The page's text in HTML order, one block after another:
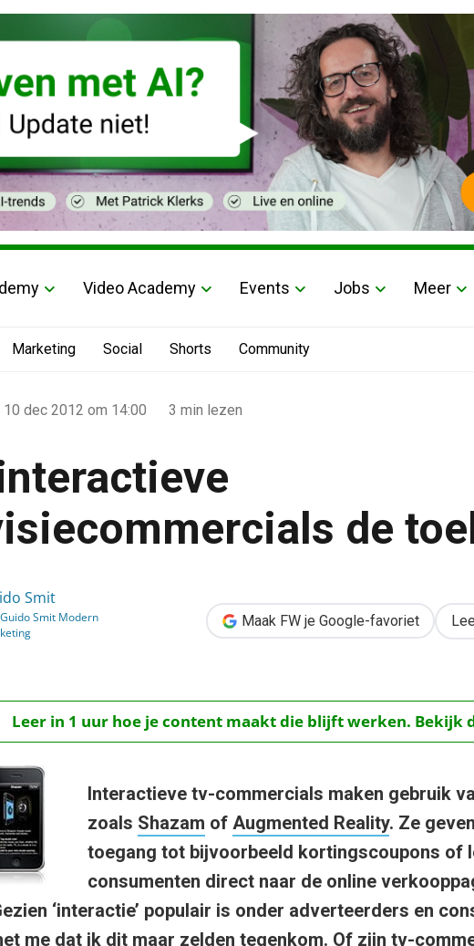
Video Academy Events Jobs Meer
Marketing Social Shorts Community
10 dec 2012 om 14:00 3 min lezen
de
Smit
Guido Smit Modern
Maak FW je Google-favoriet
Leer in 1 uur hoe je content maakt die blijft werken. Bekijk
Interactieve tv-commercials maken gebruik
zoals Shazam of Augmented Reality. Ze
toegang tot bijvoorbeeld kortingscoupons of
consumenten direct naar de online
‘interactie’ populair is onder adverteerders en
me dat ik dit maar zelden tegenkom. Of zijn tv-